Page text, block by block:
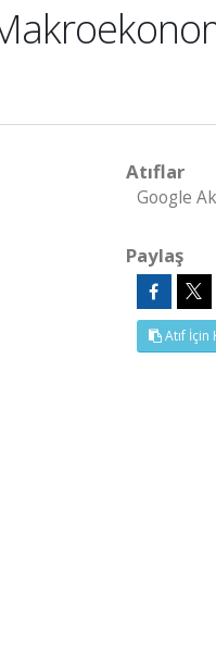
Atıflar
Google
Paylaş
Atıf İçin